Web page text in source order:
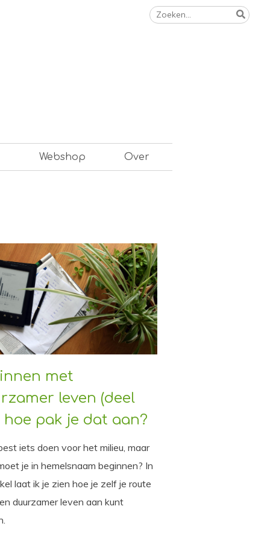
Zoeken
naar:
Webshop Over
met
leven (deel
hoe pak je dat aan?
iets doen voor het milieu, maar
je in hemelsnaam beginnen? In
laat ik je zien hoe je zelf je route
duurzamer leven aan kunt